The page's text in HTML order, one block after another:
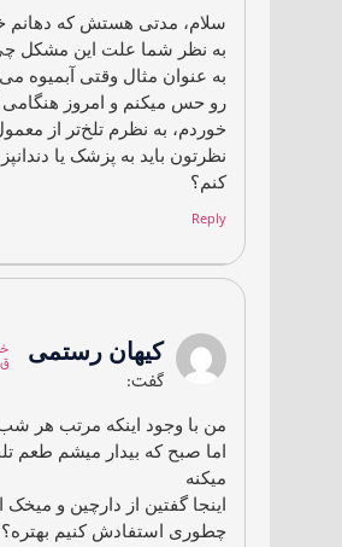
سلام، مدتی هستش که دهانم
به نظر شما علت این مشکل
به عنوان مثال وقتی آبمیوه
رو حس میکنم و امروز
خوردم، به نظرم تلخ‌تر از
نظرتون باید به پزشک یا
کنم؟
Reply
کیهان رستمی
گفت:
من با وجود اینکه مرتب هر
اما صبح که بیدار میشم طعم
میکنه
اینجا گفتین از دارچین و میخک
چطوری استفادش کنیم بهتره؟